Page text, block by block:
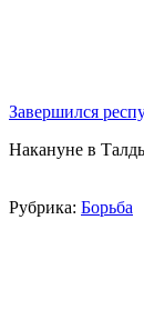
Завершился
Накануне в
Рубрика: Борьба